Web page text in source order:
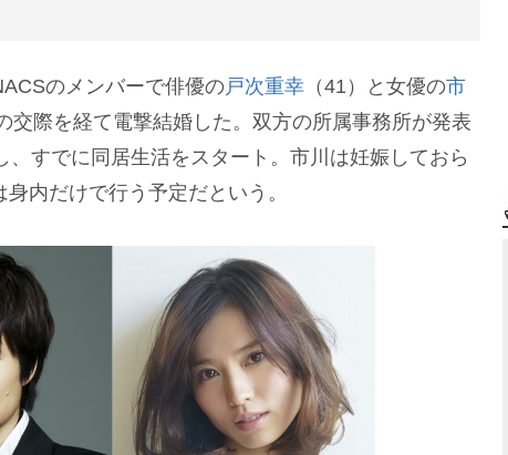
のメンバーで俳優の戸次重幸 （41）と女優の市
交際を経て電撃結婚した。双方の所属事務所が発表
、すでに同居生活をスタート。市川は妊娠しておら
内だけで行う予定だという。